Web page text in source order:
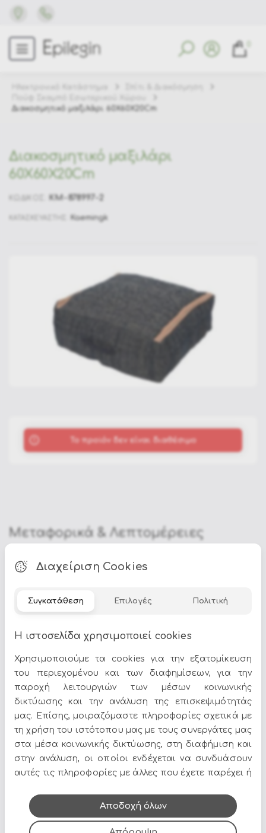
Διακοσμητικό μαξιλάρι 60X60X20Cm
Διακοσμητικό μαξιλάρι
60X60X20Cm
KM-878997-2
Kaemingk
To προϊόν δεν είναι διαθέσιμο
Μεταφορικά & Λεπτομέρειες
ιδανική επιλογή για να δώσετε χαρακτήρα στον χώρο
στυλ του σπιτιού σας.
Όλες οι προσφορές και τα νέα του Epilegin,
στο email και τα social media!
Διαχείριση Cookies
Συγκατάθεση Επιλογές Πολιτική
Η ιστοσελίδα χρησιμοποιεί cookies
Χρησιμοποιούμε τα cookies για την εξατομίκευση
του περιεχομένου και των διαφημίσεων, για την
παροχή λειτουργιών των μέσων κοινωνικής
δικτύωσης και την ανάλυση της επισκεψιμότητάς
μας. Επίσης, μοιραζόμαστε πληροφορίες σχετικά με
τη χρήση του ιστότοπου μας με τους συνεργάτες μας
στα μέσα κοινωνικής δικτύωσης, στη διαφήμιση και
στην ανάλυση, οι οποίοι ενδέχεται να συνδυάσουν
αυτές τις πληροφορίες με άλλες που έχετε παρέχει ή
τους.
Αποδοχή όλων